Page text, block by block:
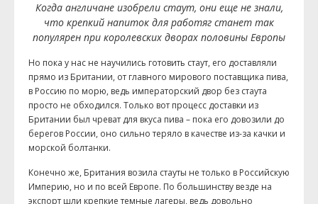
Когда англичане изобрели стаут, они еще не знали,
что крепкий напиток для работяг станет так
популярен при королевских дворах половины Европы
Но пока у нас не научились готовить стаут, его доставляли
прямо из Британии, от главного мирового поставщика пива,
в Россию по морю, ведь императорский двор без стаута
просто не обходился. Только вот процесс доставки из
Британии был чреват для вкуса пива – пока его довозили до
берегов России, оно сильно теряло в качестве из-за качки и
морской болтанки.
Конечно же, Британия возила стауты не только в Российскую
Империю, но и по всей Европе. По большинству везде на
экспорт шли крепкие темные лагеры, ведь довольно